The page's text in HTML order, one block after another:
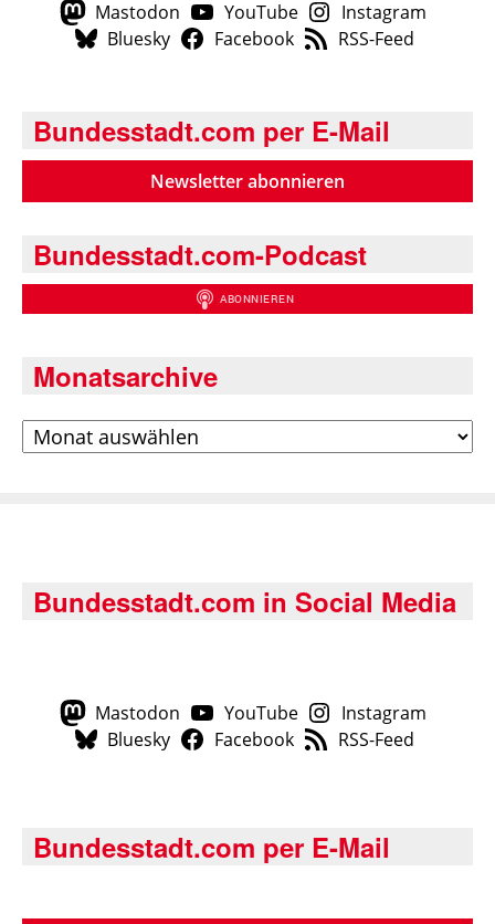
Mastodon YouTube
Instagram
Bluesky
Facebook RSS-Feed
Bundesstadt.com per E-Mail
Newsletter abonnieren
Bundesstadt.com-Podcast
Monatsarchive
Archiv
Bundesstadt.com in Social Media
Mastodon YouTube
Instagram
Bluesky
Facebook RSS-Feed
Bundesstadt.com per E-Mail